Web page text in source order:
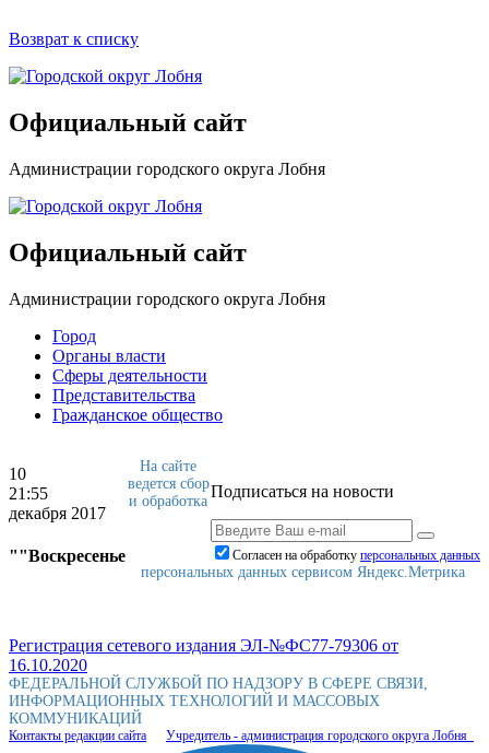
Возврат к списку
Официальный сайт
Администрации городского округа Лобня
Официальный сайт
Администрации городского округа Лобня
Город
Органы власти
Сферы деятельности
Представительства
Гражданское общество
10
21:55
декабря 2017
""Воскресенье
Подписаться на новости
Согласен на обработку персональныx данных
На сайте
ведется сбор
и обработка
персональных данных сервисом Яндекс.Метрика
Регистрация сетевого издания ЭЛ-№ФС77-79306 от
16.10.2020
ФЕДЕРАЛЬНОЙ СЛУЖБОЙ ПО НАДЗОРУ В СФЕРЕ СВЯЗИ,
ИНФОРМАЦИОННЫХ ТЕХНОЛОГИЙ И МАССОВЫХ
КОММУНИКАЦИЙ
Контакты редакции сайта Учредитель - администрация городского округа Лобня